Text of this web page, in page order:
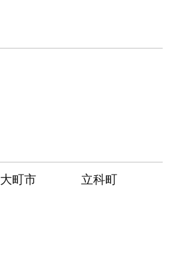
大町市
立科町